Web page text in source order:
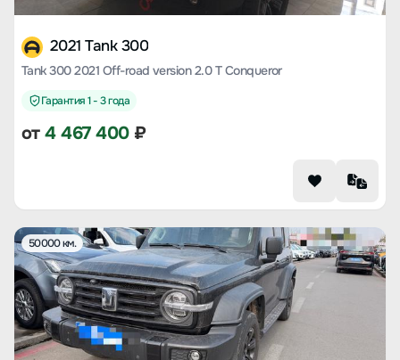
2021 Tank 300
Tank 300 2021 Off-road version 2.0 T Conqueror
Гарантия 1 - 3 года
от4 467 400₽
50000 км.